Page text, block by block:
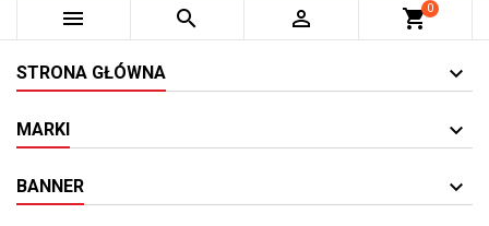
   shopping_cart0
STRONA GŁÓWNA
MARKI
BANNER